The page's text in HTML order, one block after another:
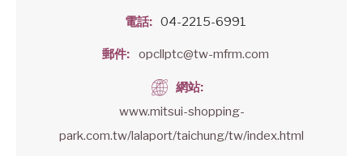
電話 04-2215-6991
郵件 opcllptc@tw-mfrm.com
網站
www.mitsui-shopping-
park.com.tw/lalaport/taichung/tw/index.html